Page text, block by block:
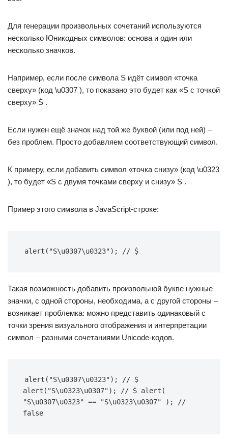
Для генерации произвольных сочетаний используются
несколько Юникодных символов: основа и один или
несколько значков.
Например, если после символа S идёт символ «точка
сверху» (код \u0307 ), то показано это будет как «S с точкой
сверху» Ṡ .
Если нужен ещё значок над той же буквой (или под ней) –
без проблем. Просто добавляем соответствующий символ.
К примеру, если добавить символ «точка снизу» (код \u0323
), то будет «S с двумя точками сверху и снизу» Ṩ .
Пример этого символа в JavaScript-строке:
alert("S\u0307\u0323"); // Ṩ
Такая возможность добавить произвольной букве нужные
значки, с одной стороны, необходима, а с другой стороны –
возникает проблемка: можно представить одинаковый с
точки зрения визуального отображения и интерпретации
символ – разными сочетаниями Unicode-кодов.
alert("S\u0307\u0323"); // Ṩ
alert("S\u0323\u0307"); // Ṩ alert(
"S\u0307\u0323" == "S\u0323\u0307" ); //
false